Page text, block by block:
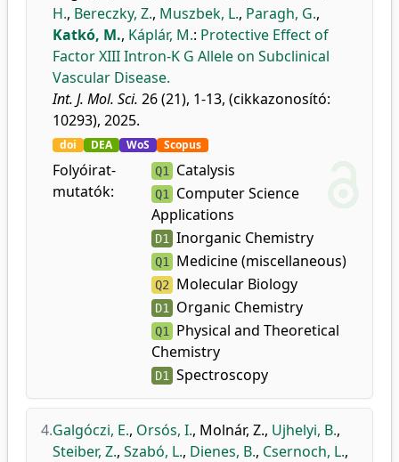
H., Bereczky, Z., Muszbek, L., Paragh, G.,
Katkó, M., Káplár, M.: Protective Effect of
Factor XIII Intron-K G Allele on Subclinical
Vascular Disease.
Int. J. Mol. Sci. 26 (21), 1-13, (cikkazonosító:
10293), 2025.
doi DEA WoS Scopus
Folyóirat-
mutatók:
Q1 Catalysis
Q1
Computer Science
Applications
D1 Inorganic Chemistry
Q1 Medicine (miscellaneous)
Q2 Molecular Biology
D1 Organic Chemistry
Q1
Physical and Theoretical
Chemistry
D1 Spectroscopy
4.Galgóczi, E., Orsós, I., Molnár, Z., Ujhelyi, B.,
Steiber, Z., Szabó, L., Dienes, B., Csernoch, L.,